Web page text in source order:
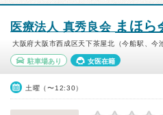
医療法人 真秀良会 まほら
大阪府大阪市西成区天下茶屋北（今船駅、今
駐車場あり 女医在籍
土曜（〜12:30）